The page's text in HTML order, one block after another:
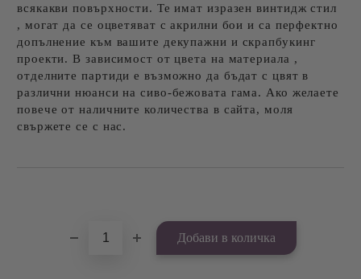
всякакви повърхности. Те имат изразен винтидж стил
, могат да се оцветяват с акрилни бои и са перфектно
допълнение към вашите декупажни и скрапбукинг
проекти. В зависимост от цвета на материала ,
отделните партиди е възможно да бъдат с цвят в
различни нюанси на сиво-бежовата гама. Ако желаете
повече от наличните количества в сайта, моля
свържете се с нас.